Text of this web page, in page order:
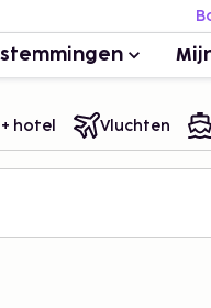
hotel Vluchten